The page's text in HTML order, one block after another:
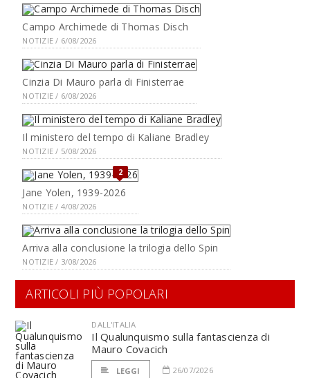
Campo Archimede di Thomas Disch
NOTIZIE / 6/08/2026
Cinzia Di Mauro parla di Finisterrae
NOTIZIE / 6/08/2026
Il ministero del tempo di Kaliane Bradley
NOTIZIE / 5/08/2026
2
Jane Yolen, 1939-2026
NOTIZIE / 4/08/2026
Arriva alla conclusione la trilogia dello Spin
NOTIZIE / 3/08/2026
ARTICOLI PIÙ POPOLARI
DALL'ITALIA
Il Qualunquismo sulla fantascienza di
Mauro Covacich
LEGGI 26/07/2026